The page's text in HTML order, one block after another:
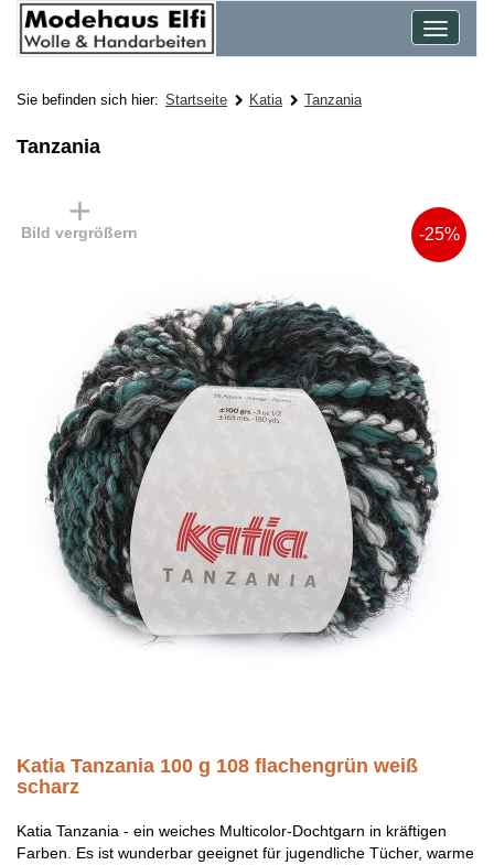
Toggle
Sie befinden sich hier: Startseite Katia Tanzania
Tanzania
-25%
Bild vergrößern
Katia Tanzania 100 g 108 flachengrün weiß
scharz
Katia Tanzania - ein weiches Multicolor-Dochtgarn in kräftigen
Farben. Es ist wunderbar geeignet für jugendliche Tücher, warme